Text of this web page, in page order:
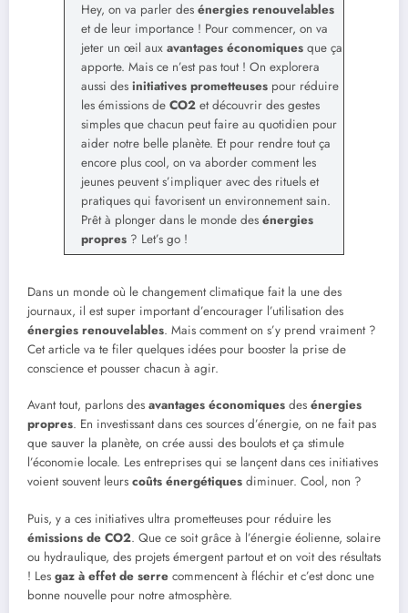
Hey, on va parler des énergies renouvelables
et de leur importance ! Pour commencer, on va
jeter un œil aux avantages économiques que ça
apporte. Mais ce n’est pas tout ! On explorera
aussi des initiatives prometteuses pour réduire
les émissions de CO2 et découvrir des gestes
simples que chacun peut faire au quotidien pour
aider notre belle planète. Et pour rendre tout ça
encore plus cool, on va aborder comment les
jeunes peuvent s’impliquer avec des rituels et
pratiques qui favorisent un environnement sain.
Prêt à plonger dans le monde des énergies
propres ? Let’s go !
Dans un monde où le changement climatique fait la une des
journaux, il est super important d’encourager l’utilisation des
énergies renouvelables. Mais comment on s’y prend vraiment ?
Cet article va te filer quelques idées pour booster la prise de
conscience et pousser chacun à agir.
Avant tout, parlons des avantages économiques des énergies
propres. En investissant dans ces sources d’énergie, on ne fait pas
que sauver la planète, on crée aussi des boulots et ça stimule
l’économie locale. Les entreprises qui se lançent dans ces initiatives
voient souvent leurs coûts énergétiques diminuer. Cool, non ?
Puis, y a ces initiatives ultra prometteuses pour réduire les
émissions de CO2. Que ce soit grâce à l’énergie éolienne, solaire
ou hydraulique, des projets émergent partout et on voit des résultats
! Les gaz à effet de serre commencent à fléchir et c’est donc une
bonne nouvelle pour notre atmosphère.